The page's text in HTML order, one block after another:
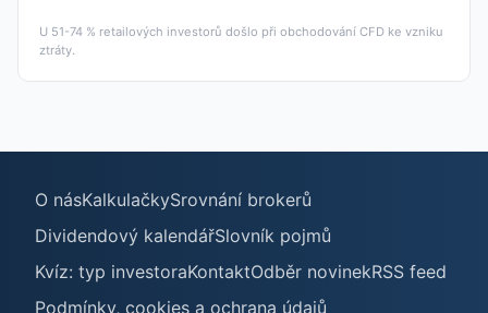
U 51-74 % retailových investorů došlo při obchodování CFD ke vzniku
ztráty.
O násKalkulačkySrovnání brokerů
Dividendový kalendářSlovník pojmů
Kvíz: typ investoraKontaktOdběr novinekRSS feed
Podmínky, cookies a ochrana údajů